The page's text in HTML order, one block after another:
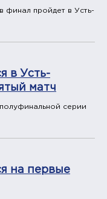
финал пройдет в Усть-
в Усть-
матч
серии
на первые